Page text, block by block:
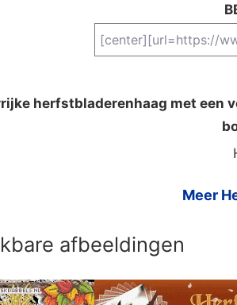
herfstbladerenhaag met een
Meer
afbeeldingen